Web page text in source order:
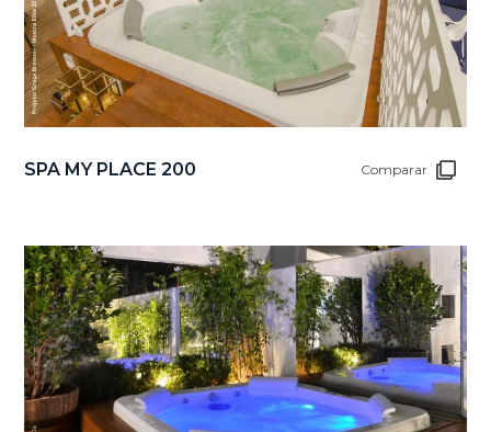
SPA MY PLACE 200 Comparar